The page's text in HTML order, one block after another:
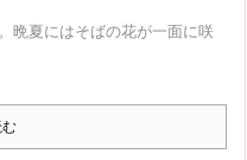
晩夏にはそばの花が一面に咲